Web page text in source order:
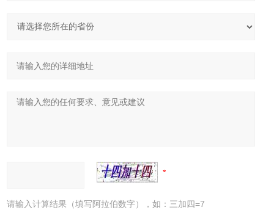
请输入计算结果（填写阿拉伯数字），如：三加四=7